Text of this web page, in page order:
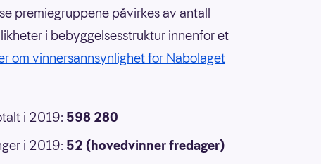
premiegruppene påvirkes av antall
i bebyggelsesstruktur innenfor et
om vinnersannsynlighet for Nabolaget
i 2019: 598 280
i 2019: 52 (hovedvinner fredager)